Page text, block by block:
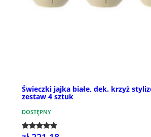
Świeczki jajka białe, dek. krzyż
zestaw 4 sztuk
DOSTĘPNY